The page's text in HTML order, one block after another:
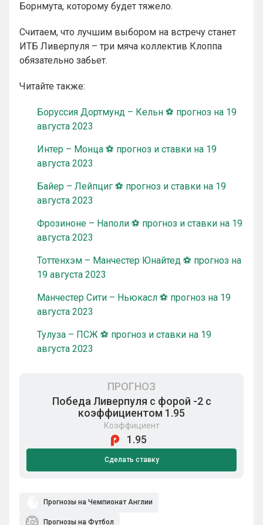
Борнмута, которому будет тяжело.
Считаем, что лучшим выбором на встречу станет
ИТБ Ливерпуля – три мяча коллектив Клоппа
обязательно забьет.
Читайте также:
Боруссия Дортмунд – Кельн ⚽ прогноз на 19
августа 2023
Интер – Монца ⚽ прогноз и ставки на 19
августа 2023
Байер – Лейпциг ⚽ прогноз и ставки на 19
августа 2023
Фрозиноне – Наполи ⚽ прогноз и ставки на 19
августа 2023
Тоттенхэм – Манчестер Юнайтед ⚽ прогноз на
19 августа 2023
Манчестер Сити – Ньюкасл ⚽ прогноз на 19
августа 2023
Тулуза – ПСЖ ⚽ прогноз и ставки на 19
августа 2023
ПРОГНОЗ
Победа Ливерпуля с форой -2 с
коэффициентом 1.95
Коэффициент
1.95
Сделать ставку
Прогнозы на Чемпионат Англии
Прогнозы на Футбол